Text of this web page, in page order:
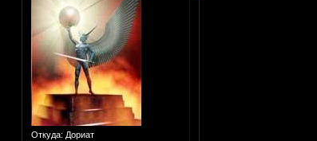
Откуда: Дориат